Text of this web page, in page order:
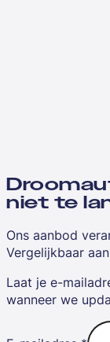
niet te
Ons aanbod
Vergelijkbaar
Laat je e-
wanneer we